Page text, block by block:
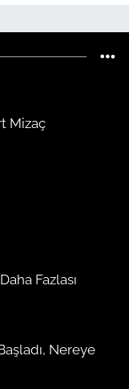
Mizaç
Fazlası
Nereye